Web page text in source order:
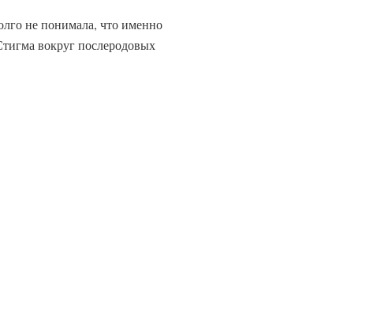
не понимала, что именно
вокруг послеродовых